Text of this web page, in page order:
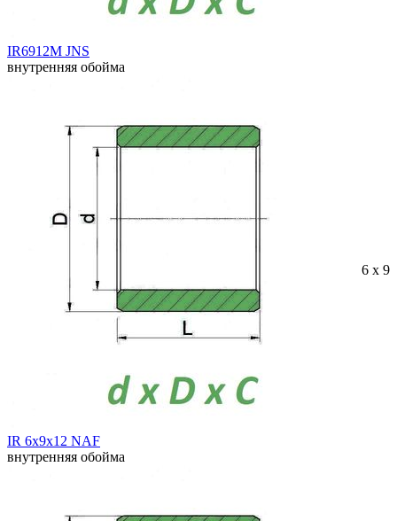
IR6912M JNS
внутренняя обойма
IR 6x9x12 NAF
внутренняя обойма
6 x 9